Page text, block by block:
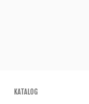
KATALOG